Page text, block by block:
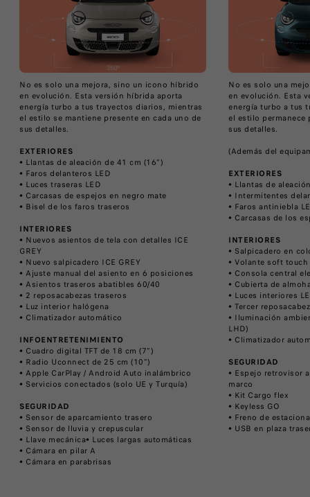
No es solo una mejora, sino un icono híbrido
en evolución. Esta versión híbrida aporta
energía turbo a tus trayectos diarios, mientras
el estilo se mantiene presente en cada uno de
sus detalles.
EXTERIORES
• Llantas de aleación de 41 cm (16")
• Faros delanteros LED
• Luces traseras LED
• Carcasas de espejos en negro mate
• Bisel de los faros traseros
INTERIORES
• Nuevos asientos de tela con detalles ICE
GREY
• Nuevo salpicadero ICE GREY
• Ajuste manual del asiento en 6 posiciones
• Asientos traseros abatibles 60/40
• 2 reposacabezas traseros
• Luz interior halógena
• Climatizador automático
INFOENTRETENIMIENTO
• Cuadro digital TFT de 18 cm (7")
• Radio Uconnect de 25 cm (10")
• Apple CarPlay / Android Auto inalámbrico
• Servicios conectados (solo UE y Turquía)
SEGURIDAD
• Sensor de aparcamiento trasero
• Sensor de lluvia y crepuscular
• Llave mecánica• Luces largas automáticas
• Cámara en pilar A
• Cámara en parabrisas
No es solo una
en evolución. Esta
energía turbo a tus
el estilo permanece
sus detalles.​
(Además del
EXTERIORES
• Llantas de
• Intermitentes
• Faros antiniebla
• Carcasas de los
INTERIORES
• Salpicadero en
• Volante soft touch
• Consola central
• Cubierta de
• Luces interiores
• Tercer
• Iluminación
LHD)
• Climatizador
SEGURIDAD
• Espejo retrovisor
marco
• Kit Cargo flex
• Keyless GO
• Freno de
• USB en plaza